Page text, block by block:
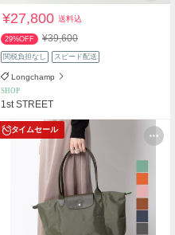
¥27,800送料込
29%OFF ¥39,600
関税負担なし スピード配送
Longchamp
SHOP
1st STREET
タイムセール